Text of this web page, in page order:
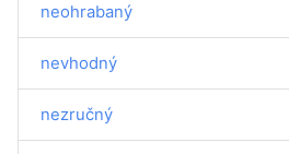
neohrabaný
nevhodný
nezručný